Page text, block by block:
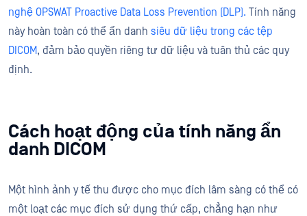
nghệ OPSWAT Proactive Data Loss Prevention (DLP). Tính năng
này hoàn toàn có thể ẩn danh siêu dữ liệu trong các tệp
DICOM, đảm bảo quyền riêng tư dữ liệu và tuân thủ các quy
định.
Cách hoạt động của tính năng ẩn
danh DICOM
Một hình ảnh y tế thu được cho mục đích lâm sàng có thể có
một loạt các mục đích sử dụng thứ cấp, chẳng hạn như